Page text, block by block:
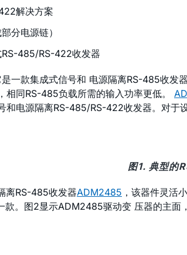
解决方案
分电源链）
485/RS-422收发器
一款集成式信号和 电源隔离RS-485收发
同RS-485负载所需的输入功率更低。
电源隔离RS-485/RS-422收发器。对于
图1. 典型的
离RS-485收发器ADM2485 ，该器件灵活
。图2显示ADM2485驱动变 压器的主面